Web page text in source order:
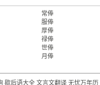
常俸
服俸
厚俸
禄俸
世俸
月俸
歇后语大全 文言文翻译 无忧万年历